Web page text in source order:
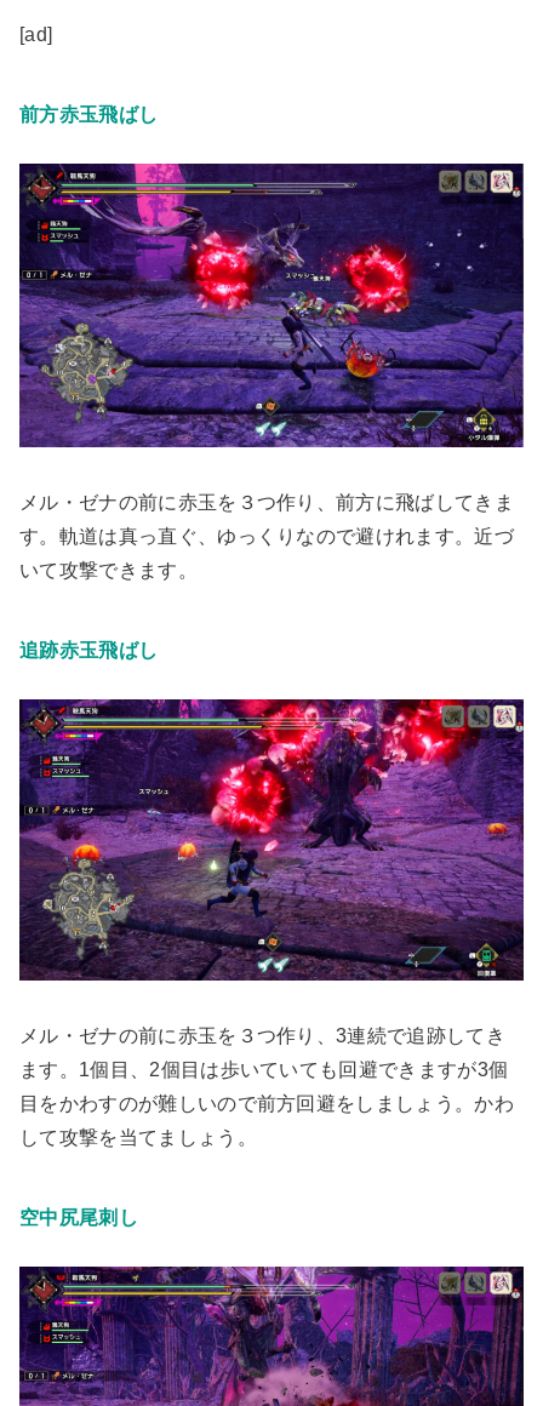
[ad]
前方赤玉飛ばし
メル・ゼナの前に赤玉を３つ作り、前方に飛ばしてきま
す。軌道は真っ直ぐ、ゆっくりなので避けれます。近づ
いて攻撃できます。
追跡赤玉飛ばし
メル・ゼナの前に赤玉を３つ作り、3連続で追跡してき
ます。1個目、2個目は歩いていても回避できますが3個
目をかわすのが難しいので前方回避をしましょう。かわ
して攻撃を当てましょう。
空中尻尾刺し